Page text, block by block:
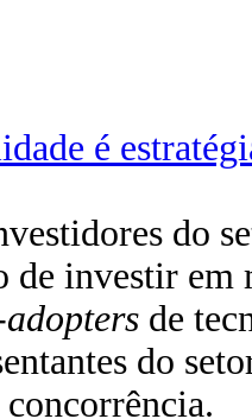
é
do
de investir em
de
do